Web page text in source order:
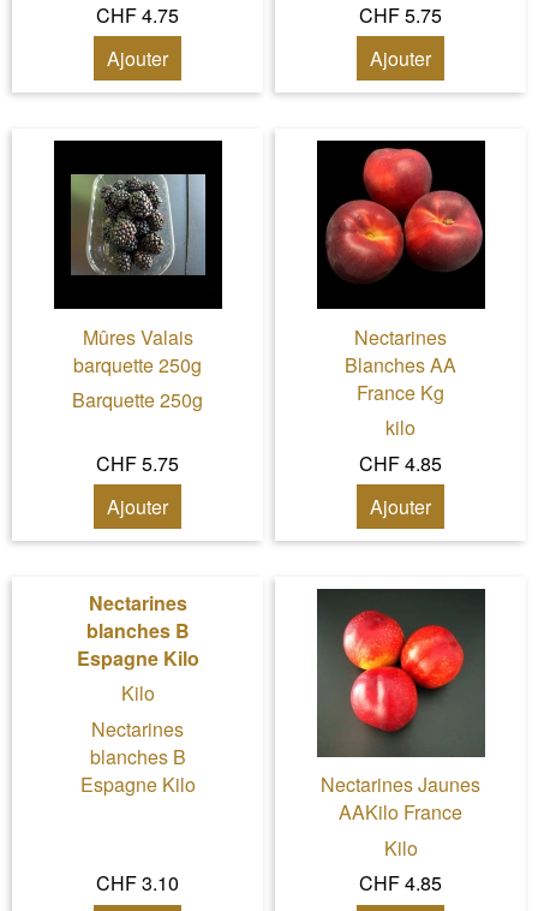
CHF 4.75
Ajouter
CHF 5.75
Ajouter
Mûres Valais
barquette 250g
Barquette 250g
CHF 5.75
Ajouter
Nectarines
Blanches AA
France Kg
kilo
CHF 4.85
Ajouter
Nectarines
blanches B
Espagne Kilo
Kilo
Nectarines
blanches B
Espagne Kilo
CHF 3.10
Nectarines Jaunes
AAKilo France
Kilo
CHF 4.85